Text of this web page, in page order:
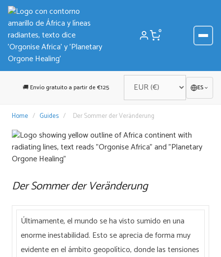
Saltar
contenido
0
🚚 Envío gratuito a partir de €125 ES
Home / Guides / Der Sommer der Veränderung
Der Sommer der Veränderung
Últimamente, el mundo se ha visto sumido en una
enorme inestabilidad. Esto se aprecia de forma muy
evidente en el ámbito geopolítico, donde las tensiones